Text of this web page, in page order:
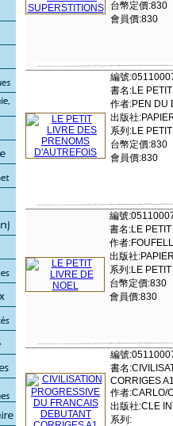
台幣定價:830
會員價:830
編號
書名:LE
作者:PEN DU
出版社
系列:LE
台幣定價:830
會員價:830
編號
書名:LE
作者
出版社
系列:LE
台幣定價:830
會員價:830
編號
書名
CORRIGES
作者:CARLO/
出版社:CLE
系列: